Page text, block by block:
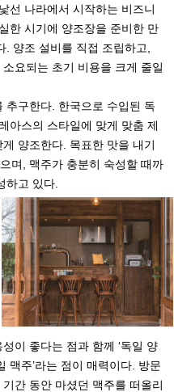
선 나라에서 시작하는 비즈니
한 시기에 양조장을 준비한 만
양조 설비를 직접 조립하고,
요되는 초기 비용을 크게 줄일
추구한다. 한국으로 수입된 독
아스의 스타일에 맞게 맞춤 제
양조한다. 목표한 맛을 내기
며, 맥주가 충분히 숙성할 때까
하고 있다.
이 좋다는 점과 함께 ‘독일 양
맥주’라는 점이 매력이다. 방문
간 동안 마셨던 맥주를 떠올리